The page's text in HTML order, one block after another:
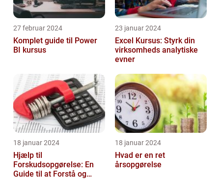
27 februar 2024
Komplet guide til Power
BI kursus
23 januar 2024
Excel Kursus: Styrk din
virksomheds analytiske
evner
18 januar 2024
Hjælp til
Forskudsopgørelse: En
Guide til at Forstå og
18 januar 2024
Hvad er en ret
årsopgørelse